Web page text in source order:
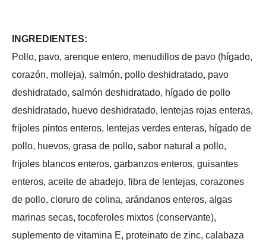
INGREDIENTES:
Pollo, pavo, arenque entero, menudillos de pavo (hígado,
corazón, molleja), salmón, pollo deshidratado, pavo
deshidratado, salmón deshidratado, hígado de pollo
deshidratado, huevo deshidratado, lentejas rojas enteras,
frijoles pintos enteros, lentejas verdes enteras, hígado de
pollo, huevos, grasa de pollo, sabor natural a pollo,
frijoles blancos enteros, garbanzos enteros, guisantes
enteros, aceite de abadejo, fibra de lentejas, corazones
de pollo, cloruro de colina, arándanos enteros, algas
marinas secas, tocoferoles mixtos (conservante),
suplemento de vitamina E, proteinato de zinc, calabaza